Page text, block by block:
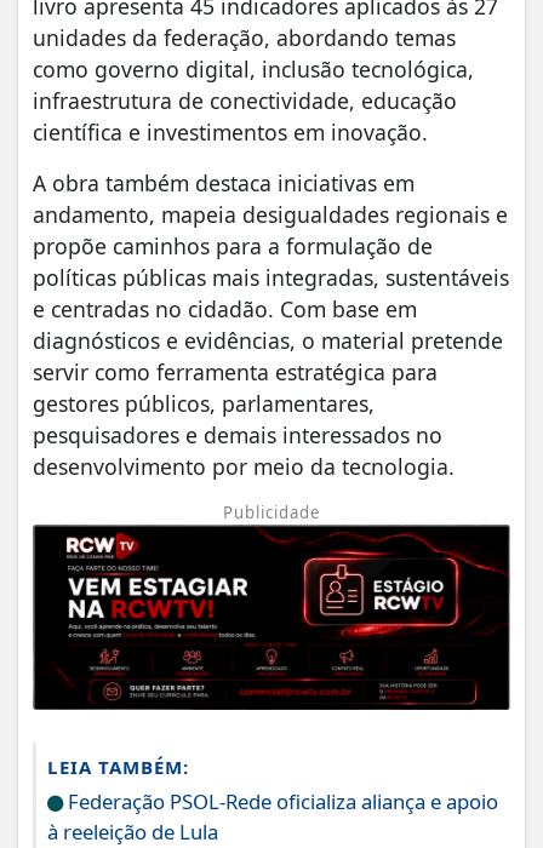
livro apresenta 45 indicadores aplicados às 27
unidades da federação, abordando temas
como governo digital, inclusão tecnológica,
infraestrutura de conectividade, educação
científica e investimentos em inovação.
A obra também destaca iniciativas em
andamento, mapeia desigualdades regionais e
propõe caminhos para a formulação de
políticas públicas mais integradas, sustentáveis
e centradas no cidadão. Com base em
diagnósticos e evidências, o material pretende
servir como ferramenta estratégica para
gestores públicos, parlamentares,
pesquisadores e demais interessados no
desenvolvimento por meio da tecnologia.
Publicidade
LEIA TAMBÉM:
Federação PSOL-Rede oficializa aliança e apoio
à reeleição de Lula